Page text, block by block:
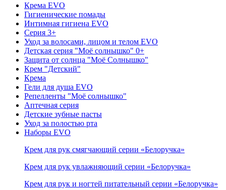
Крема EVO
Гигиенические помады
Интимная гигиена EVO
Серия 3+
Уход за волосами, лицом и телом EVO
Детская серия "Моё солнышко" 0+
Защита от солнца "Моё Солнышко"
Крем "Детский"
Крема
Гели для душа EVO
Репелленты "Моё солнышко"
Аптечная серия
Детские зубные пасты
Уход за полостью рта
Наборы EVO
Крем для рук смягчающий серии «Белоручка»
Крем для рук увлажняющий серии «Белоручка»
Крем для рук и ногтей питательный серии «Белоручка»